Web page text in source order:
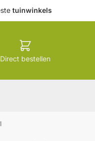
tuinwinkels
Direct bestellen